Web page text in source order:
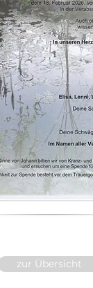
zur Übersicht